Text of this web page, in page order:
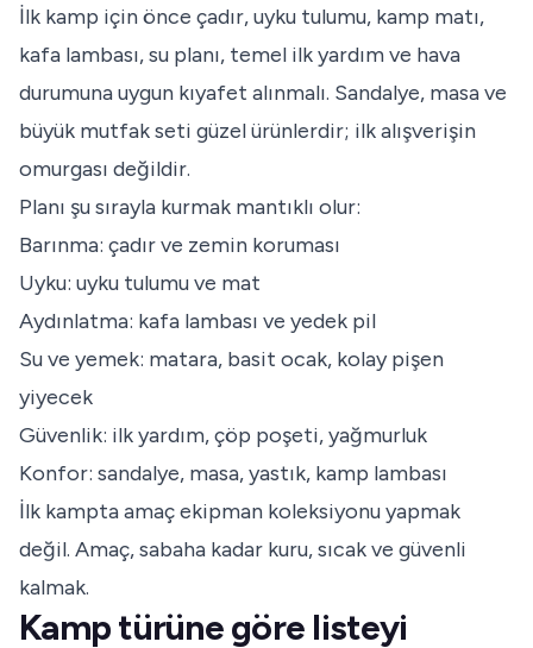
İlk kamp için önce çadır, uyku tulumu, kamp matı,
kafa lambası, su planı, temel ilk yardım ve hava
durumuna uygun kıyafet alınmalı. Sandalye, masa ve
büyük mutfak seti güzel ürünlerdir; ilk alışverişin
omurgası değildir.
Planı şu sırayla kurmak mantıklı olur:
Barınma: çadır ve zemin koruması
Uyku: uyku tulumu ve mat
Aydınlatma: kafa lambası ve yedek pil
Su ve yemek: matara, basit ocak, kolay pişen
yiyecek
Güvenlik: ilk yardım, çöp poşeti, yağmurluk
Konfor: sandalye, masa, yastık, kamp lambası
İlk kampta amaç ekipman koleksiyonu yapmak
değil. Amaç, sabaha kadar kuru, sıcak ve güvenli
kalmak.
Kamp türüne göre listeyi